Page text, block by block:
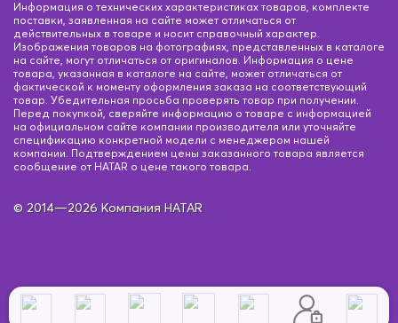
Информация о технических характеристиках товаров, комплекте
поставки, заявленная на сайте может отличаться от
действительных в товаре и носит справочный характер.
Изображения товаров на фотографиях, представленных в каталоге
на сайте, могут отличаться от оригиналов. Информация о цене
товара, указанная в каталоге на сайте, может отличаться от
фактической к моменту оформления заказа на соответствующий
товар. Убедительная просьба проверять товар при получении.
Перед покупкой, сверяйте информацию о товаре с информацией
на официальном сайте компании производителя или уточняйте
спецификацию конкретной модели с менеджером нашей
компании. Подтверждением цены заказанного товара является
сообщение от HATAR о цене такого товара.
© 2014—2026 Компания HATAR